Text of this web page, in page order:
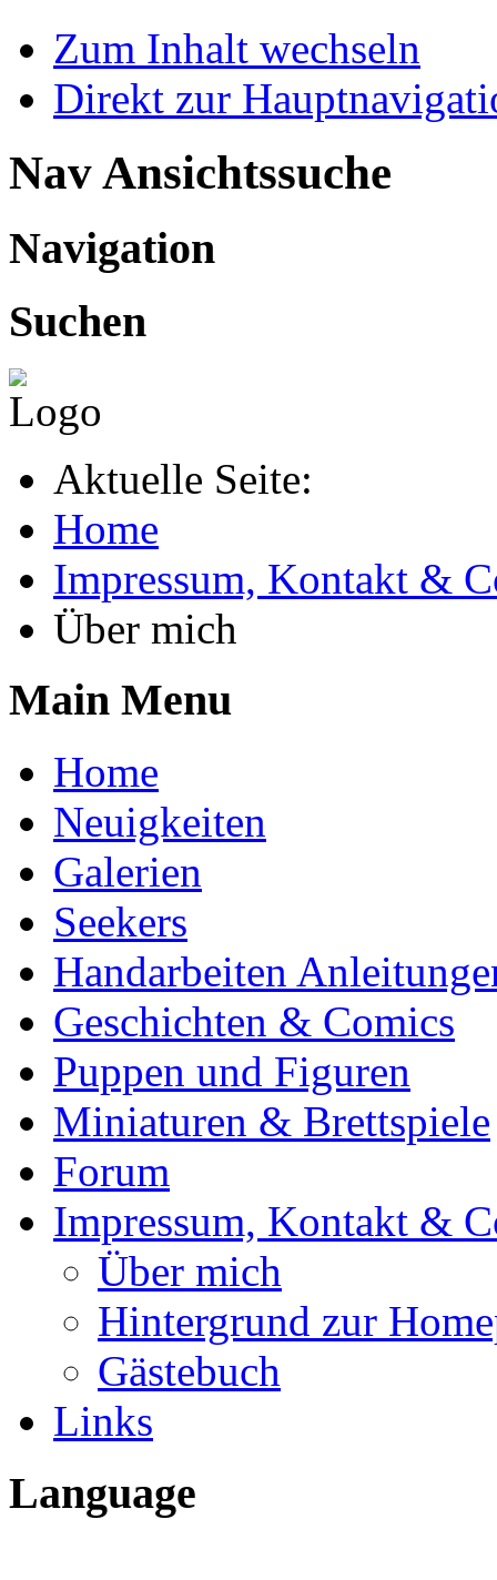
Zum Inhalt wechseln
Direkt zur
Nav Ansichtssuche
Navigation
Suchen
Aktuelle Seite:
Home
Impressum, Kontakt &
Über mich
Main Menu
Home
Neuigkeiten
Galerien
Seekers
Handarbeiten
Geschichten & Comics
Puppen und Figuren
Miniaturen & Brettspiele
Forum
Impressum, Kontakt &
Über mich
Hintergrund zur
Gästebuch
Links
Language